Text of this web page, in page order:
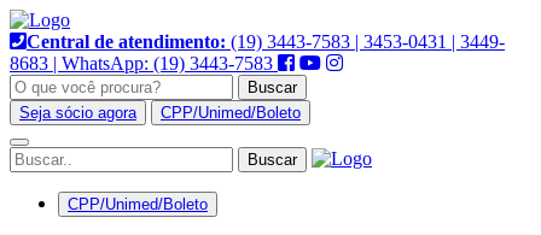
Pular
para
o
conteúdo
Central de atendimento: (19) 3443-7583 | 3453-0431 | 3449-
8683 | WhatsApp: (19) 3443-7583
Buscar
Seja sócio agora
CPP/Unimed/Boleto
Alternar
navegação
CPP/Unimed/Boleto